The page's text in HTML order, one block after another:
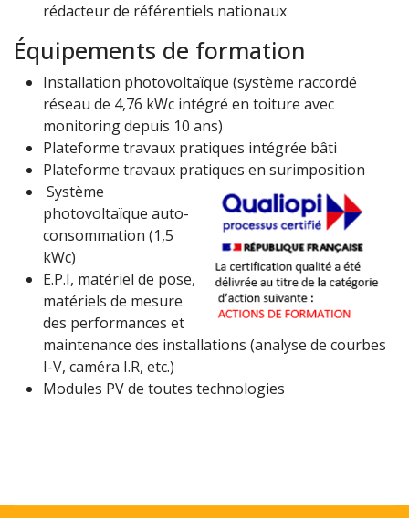
rédacteur de référentiels nationaux
Équipements de formation
Installation photovoltaïque (système raccordé
réseau de 4,76 kWc intégré en toiture avec
monitoring depuis 10 ans)
Plateforme travaux pratiques intégrée bâti
Plateforme travaux pratiques en surimposition
Système
photovoltaïque auto-
consommation (1,5
kWc)
E.P.I, matériel de pose,
matériels de mesure
des performances et
maintenance des installations (analyse de courbes
I-V, caméra I.R, etc.)
Modules PV de toutes technologies